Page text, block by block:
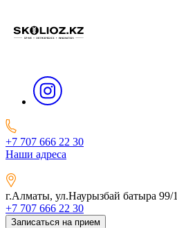
+7 707 666 22 30
Наши адреса
г.Алматы, ул.Наурызбай батыра 99/1
+7 707 666 22 30
Записаться на прием